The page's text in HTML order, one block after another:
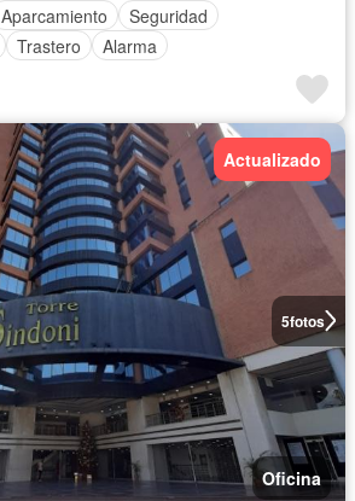
Aparcamiento
Seguridad
Trastero Alarma
5fotos
Actualizado
Oficina